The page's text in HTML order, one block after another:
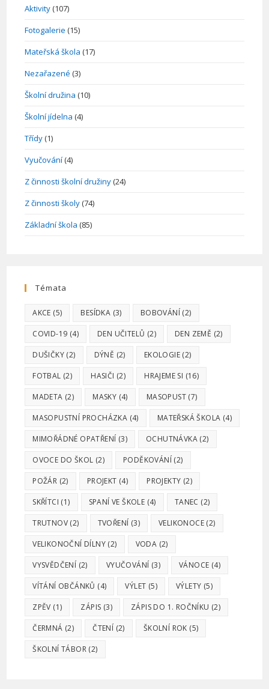
Aktivity (107)
Fotogalerie (15)
Mateřská škola (17)
Nezařazené (3)
Školní družina (10)
Školní jídelna (4)
Třídy (1)
Vyučování (4)
Z činnosti školní družiny (24)
Z činnosti školy (74)
Základní škola (85)
Témata
AKCE (5) BESÍDKA (3) BOBOVÁNÍ (2)
COVID-19 (4) DEN UČITELŮ (2) DEN ZEMĚ (2)
DUŠIČKY (2) DÝNĚ (2) EKOLOGIE (2)
FOTBAL (2) HASIČI (2) HRAJEME SI (16)
MADETA (2) MASKY (4) MASOPUST (7)
MASOPUSTNÍ PROCHÁZKA (4) MATEŘSKÁ ŠKOLA (4)
MIMOŘÁDNÉ OPATŘENÍ (3) OCHUTNÁVKA (2)
OVOCE DO ŠKOL (2) PODĚKOVÁNÍ (2)
POŽÁR (2) PROJEKT (4) PROJEKTY (2)
SKŘÍTCI (1) SPANÍ VE ŠKOLE (4) TANEC (2)
TRUTNOV (2) TVOŘENÍ (3) VELIKONOCE (2)
VELIKONOČNÍ DÍLNY (2) VODA (2)
VYSVĚDČENÍ (2) VYUČOVÁNÍ (3) VÁNOCE (4)
VÍTÁNÍ OBČÁNKŮ (4) VÝLET (5) VÝLETY (5)
ZPĚV (1) ZÁPIS (3) ZÁPIS DO 1. ROČNÍKU (2)
ČERMNÁ (2) ČTENÍ (2) ŠKOLNÍ ROK (5)
ŠKOLNÍ TÁBOR (2)